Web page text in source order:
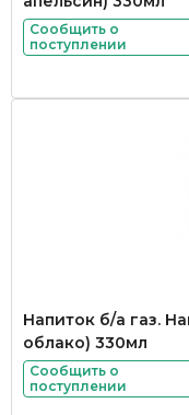
Сообщить о
поступлении
Напиток б/а газ.
облако) 330мл
Сообщить о
поступлении